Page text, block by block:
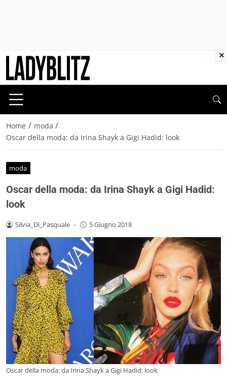
Home / moda /
Oscar della moda: da Irina Shayk a Gigi Hadid: look
moda
Oscar della moda: da Irina Shayk a Gigi Hadid:
look
Silvia_Di_Pasquale - 5 Giugno 2018
Oscar della moda: da Irina Shayk a Gigi Hadid: look
×